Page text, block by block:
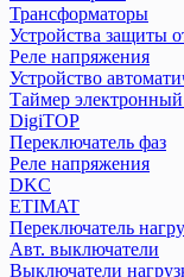
ETIMAT
Переключатель
Авт. выключатели
Выключатели
Диф. авт. выкл.
Другое
Контакторы
Ограничители
Предохранители
Разъединители
Трансформаторы
Устройства защиты
Реле напряжения
Устройство
Таймер
DigiTOP
Переключатель фаз
Реле напряжения
DKC
ETIMAT
Переключатель
Авт. выключатели
Выключатели